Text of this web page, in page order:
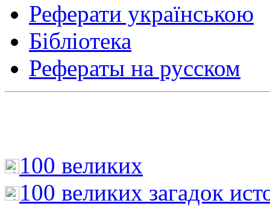
Реферати українською
Бібліотека
Рефераты на русском
100 великих
100 великих загадок